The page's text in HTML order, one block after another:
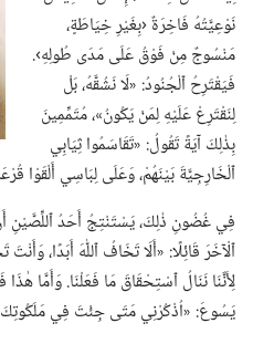
نَوْعِيَّتُهُ فَاخِرَةٌ ‹بِغَيْرِ خِيَاطَةٍ،‏
مَنْسُوجٌ مِنْ فَوْقُ عَلَى مَدَى طُولِهِ›.‏
فَيَقْتَرِحُ ٱلْجُنُودُ:‏ «لَا نَشُقَّهُ،‏ بَلْ
لِنَقْتَرِعْ عَلَيْهِ لِمَنْ يَكُونُ»،‏مُتَمِّمِينَ
بِذٰلِكَ آيَةًتَقُولُ:‏ «تَقَاسَمُوا ثِيَابِي
ٱلْخَارِجِيَّةَ بَيْنَهُمْ،‏ وَعَلَى لِبَاسِي أَلْقَوْا
فِي غُضُونِ ذٰلِكَ،‏ يَسْتَنْتِجُ أَحَدُ ٱللِّصَّيْنِ
ٱلْآخَرَ قَائِلًا:‏ «أَلَا تَخَافُ ٱللّٰهَ أَبَدًا،‏
لِأَنَّنَا نَنَالُ ٱسْتِحْقَاقَ مَا فَعَلْنَا.‏ وَأَمَّا
يَسُوعَ:‏ «اُذْكُرْنِي مَتَى جِئْتَ فِي